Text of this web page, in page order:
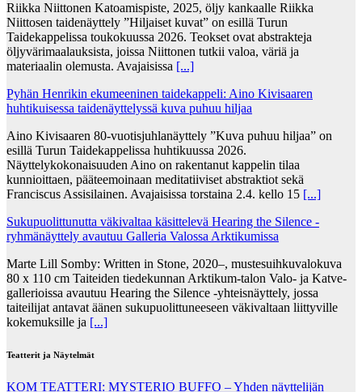
Riikka Niittonen Katoamispiste, 2025, öljy kankaalle Riikka
Niittosen taidenäyttely ”Hiljaiset kuvat” on esillä Turun
Taidekappelissa toukokuussa 2026. Teokset ovat abstrakteja
öljyvärimaalauksista, joissa Niittonen tutkii valoa, väriä ja
materiaalin olemusta. Avajaisissa [...]
Pyhän Henrikin ekumeeninen taidekappeli: Aino Kivisaaren
huhtikuisessa taidenäyttelyssä kuva puhuu hiljaa
Aino Kivisaaren 80-vuotisjuhlanäyttely ”Kuva puhuu hiljaa” on
esillä Turun Taidekappelissa huhtikuussa 2026.
Näyttelykokonaisuuden Aino on rakentanut kappelin tilaa
kunnioittaen, pääteemoinaan meditatiiviset abstraktiot sekä
Franciscus Assisilainen. Avajaisissa torstaina 2.4. kello 15 [...]
Sukupuolittunutta väkivaltaa käsittelevä Hearing the Silence -
ryhmänäyttely avautuu Galleria Valossa Arktikumissa
Marte Lill Somby: Written in Stone, 2020–, mustesuihkuvalokuva
80 x 110 cm Taiteiden tiedekunnan Arktikum-talon Valo- ja Katve-
gallerioissa avautuu Hearing the Silence -yhteisnäyttely, jossa
taiteilijat antavat äänen sukupuolittuneeseen väkivaltaan liittyville
kokemuksille ja [...]
Teatterit ja Näytelmät
KOM TEATTERI: MYSTERIO BUFFO – Yhden näyttelijän